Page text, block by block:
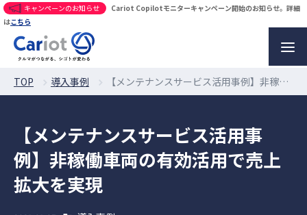
キャンペーンのお知らせ
Cariot Copilotモニターキャンペーン開始のお知らせ。詳細
はこちら
TOP 導入事例 【メンテナンスサービス活用事例】非稼働車両の有効活用で売上拡大を実現
【メンテナンスサービス活用事
例】非稼働車両の有効活用で売上
拡大を実現